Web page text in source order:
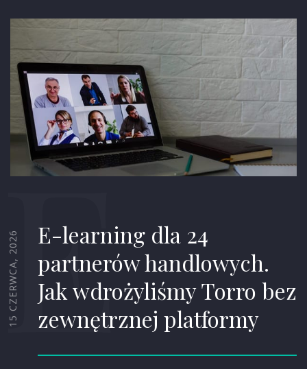
15 CZERWCA, 2026
E
E-learning dla 24
partnerów handlowych.
Jak wdrożyliśmy Torro bez
zewnętrznej platformy